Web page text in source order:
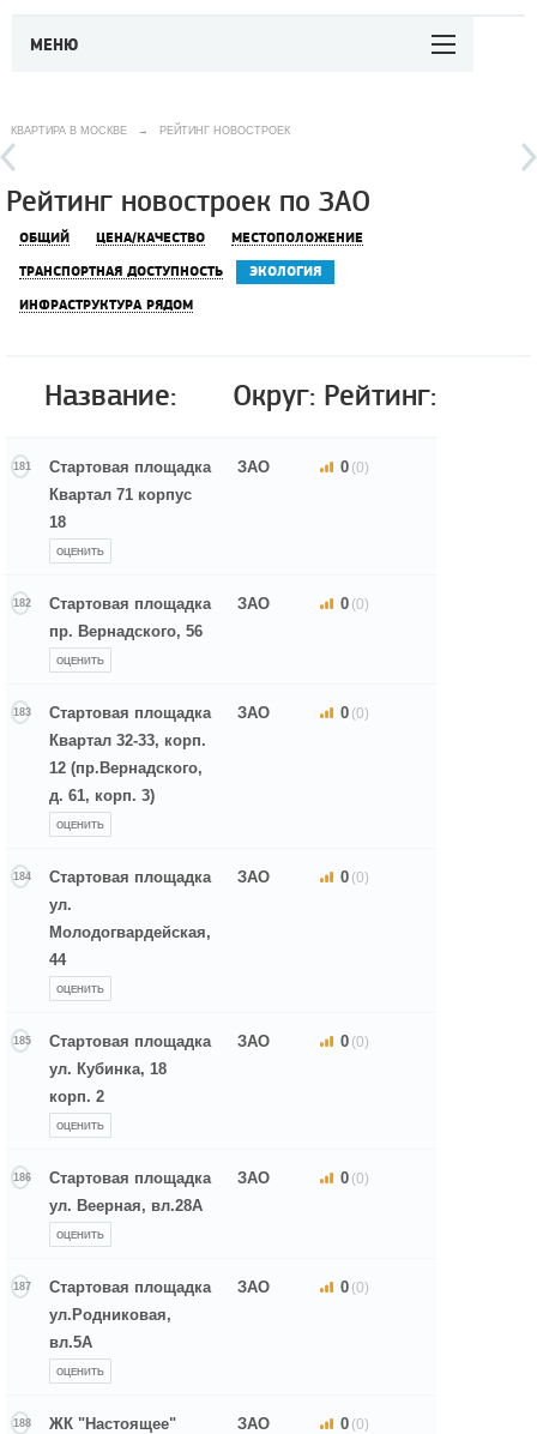
МЕНЮ
КВАРТИРА В МОСКВЕ → РЕЙТИНГ НОВОСТРОЕК
Рейтинг новостроек по ЗАО
ОБЩИЙ ЦЕНА/КАЧЕСТВО
МЕСТОПОЛОЖЕНИЕ
ТРАНСПОРТНАЯ ДОСТУПНОСТЬ
ЭКОЛОГИЯ
ИНФРАСТРУКТУРА РЯДОМ
Название: Округ: Рейтинг:
181
Стартовая площадка
Квартал 71 корпус
18
ОЦЕНИТЬ
ЗАО 0 (0)
182
Стартовая площадка
пр. Вернадского, 56
ОЦЕНИТЬ
ЗАО 0 (0)
183
Стартовая площадка
Квартал 32-33, корп.
12 (пр.Вернадского,
д. 61, корп. 3)
ОЦЕНИТЬ
ЗАО 0 (0)
184
Стартовая площадка
ул.
Молодогвардейская,
44
ОЦЕНИТЬ
ЗАО 0 (0)
185
Стартовая площадка
ул. Кубинка, 18
корп. 2
ОЦЕНИТЬ
ЗАО 0 (0)
186
Стартовая площадка
ул. Веерная, вл.28А
ОЦЕНИТЬ
ЗАО 0 (0)
187
Стартовая площадка
ул.Родниковая,
вл.5А
ОЦЕНИТЬ
ЗАО 0 (0)
188 ЖК "Настоящее" ЗАО 0 (0)